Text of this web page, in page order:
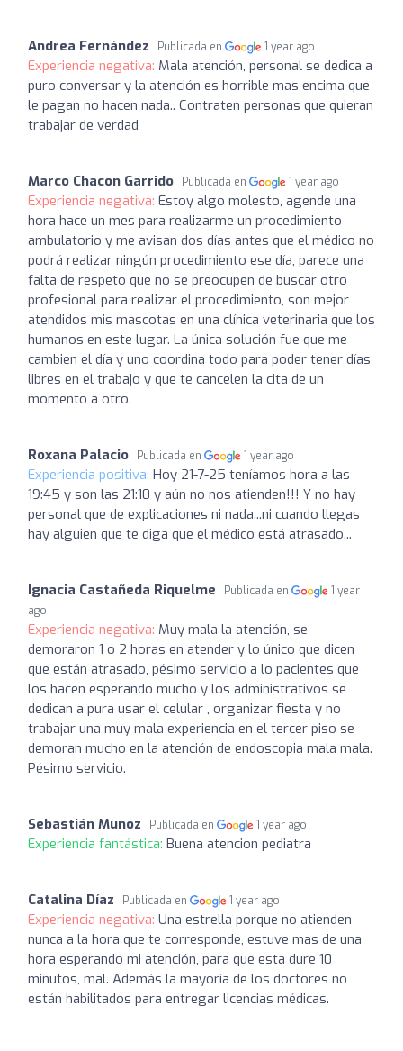
Andrea Fernández Publicada en 1 year ago
Experiencia negativa: Mala atención, personal se dedica a
puro conversar y la atención es horrible mas encima que
le pagan no hacen nada.. Contraten personas que quieran
trabajar de verdad
Marco Chacon Garrido Publicada en 1 year ago
Experiencia negativa: Estoy algo molesto, agende una
hora hace un mes para realizarme un procedimiento
ambulatorio y me avisan dos días antes que el médico no
podrá realizar ningún procedimiento ese día, parece una
falta de respeto que no se preocupen de buscar otro
profesional para realizar el procedimiento, son mejor
atendidos mis mascotas en una clínica veterinaria que los
humanos en este lugar. La única solución fue que me
cambien el día y uno coordina todo para poder tener días
libres en el trabajo y que te cancelen la cita de un
momento a otro.
Roxana Palacio Publicada en 1 year ago
Experiencia positiva: Hoy 21-7-25 teníamos hora a las
19:45 y son las 21:10 y aún no nos atienden!!! Y no hay
personal que de explicaciones ni nada...ni cuando llegas
hay alguien que te diga que el médico está atrasado...
Ignacia Castañeda Riquelme Publicada en
1 year
ago
Experiencia negativa: Muy mala la atención, se
demoraron 1 o 2 horas en atender y lo único que dicen
que están atrasado, pésimo servicio a lo pacientes que
los hacen esperando mucho y los administrativos se
dedican a pura usar el celular , organizar fiesta y no
trabajar una muy mala experiencia en el tercer piso se
demoran mucho en la atención de endoscopia mala mala.
Pésimo servicio.
Sebastián Munoz Publicada en 1 year ago
Experiencia fantástica: Buena atencion pediatra
Catalina Díaz Publicada en 1 year ago
Experiencia negativa: Una estrella porque no atienden
nunca a la hora que te corresponde, estuve mas de una
hora esperando mi atención, para que esta dure 10
minutos, mal. Además la mayoría de los doctores no
están habilitados para entregar licencias médicas.